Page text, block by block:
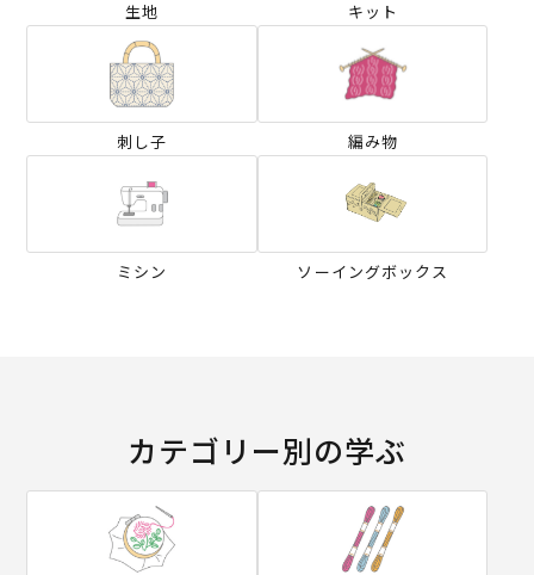
生地 キット
刺し子 編み物
ミシン ソーイングボックス
カテゴリー別の学ぶ